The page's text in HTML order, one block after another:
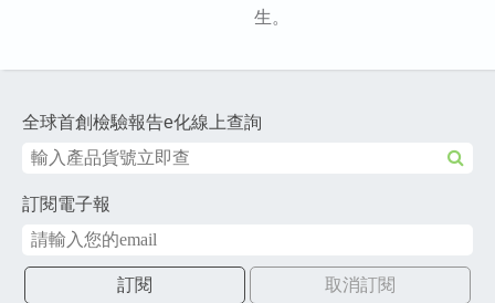
生。
全球首創檢驗報告e化線上查詢
訂閱電子報
訂閱 取消訂閱